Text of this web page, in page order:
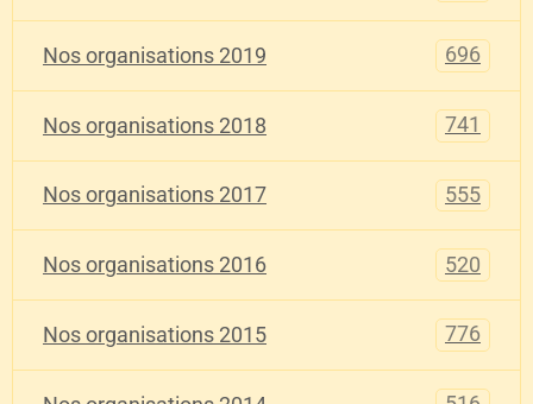
Nos organisations 2019 696
Nos organisations 2018 741
Nos organisations 2017 555
Nos organisations 2016 520
Nos organisations 2015 776